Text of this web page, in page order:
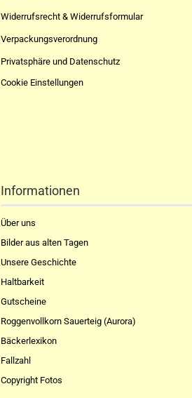
Widerrufsrecht & Widerrufsformular
Verpackungsverordnung
Privatsphäre und Datenschutz
Cookie Einstellungen
Informationen
Über uns
Bilder aus alten Tagen
Unsere Geschichte
Haltbarkeit
Gutscheine
Roggenvollkorn Sauerteig (Aurora)
Bäckerlexikon
Fallzahl
Copyright Fotos